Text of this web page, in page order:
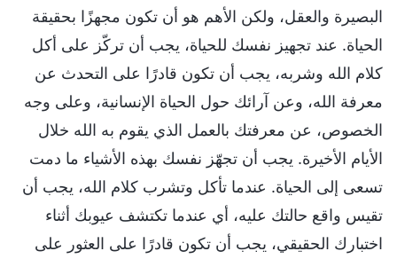
البصيرة والعقل، ولكن الأهم هو أن تكون مجهزًا بحقيقة
الحياة. عند تجهيز نفسك للحياة، يجب أن تركّز على أكل
كلام الله وشربه، يجب أن تكون قادرًا على التحدث عن
معرفة الله، وعن آرائك حول الحياة الإنسانية، وعلى وجه
الخصوص، عن معرفتك بالعمل الذي يقوم به الله خلال
الأيام الأخيرة. يجب أن تجهّز نفسك بهذه الأشياء ما دمت
تسعى إلى الحياة. عندما تأكل وتشرب كلام الله، يجب أن
تقيس واقع حالتك عليه، أي عندما تكتشف عيوبك أثناء
اختبارك الحقيقي، يجب أن تكون قادرًا على العثور على